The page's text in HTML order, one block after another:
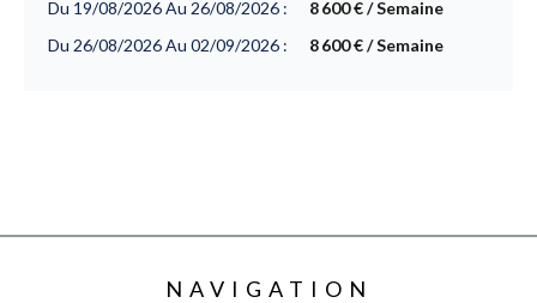
Du 19/08/2026 Au 26/08/2026 :
8 600 € / Semaine
Du 26/08/2026 Au 02/09/2026 :
8 600 € / Semaine
NAVIGATION